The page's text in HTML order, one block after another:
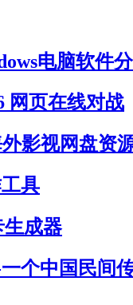
电脑软件
网页在线对战
外影视网盘资
具
生成器
个中国民间